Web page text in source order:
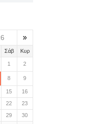
»
Σάβ Κυρ
1 2
8 9
15
16
22
23
29 30